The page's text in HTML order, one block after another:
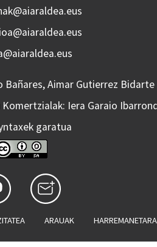
Aimar Gutierrez
Iera Garaio
garatua
ARAUAK